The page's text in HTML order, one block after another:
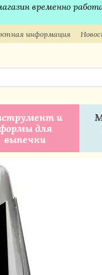
временно
информация
и
для
выпечки